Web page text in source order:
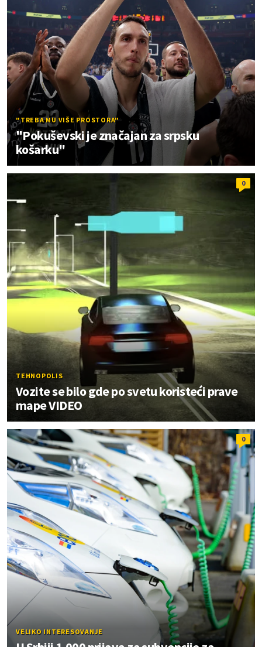
"TREBA MU VIŠE PROSTORA"
"Pokuševski je značajan za srpsku
košarku"
0
TEHNOPOLIS
Vozite se bilo gde po svetu koristeći prave
mape VIDEO
0
VELIKO INTERESOVANJE